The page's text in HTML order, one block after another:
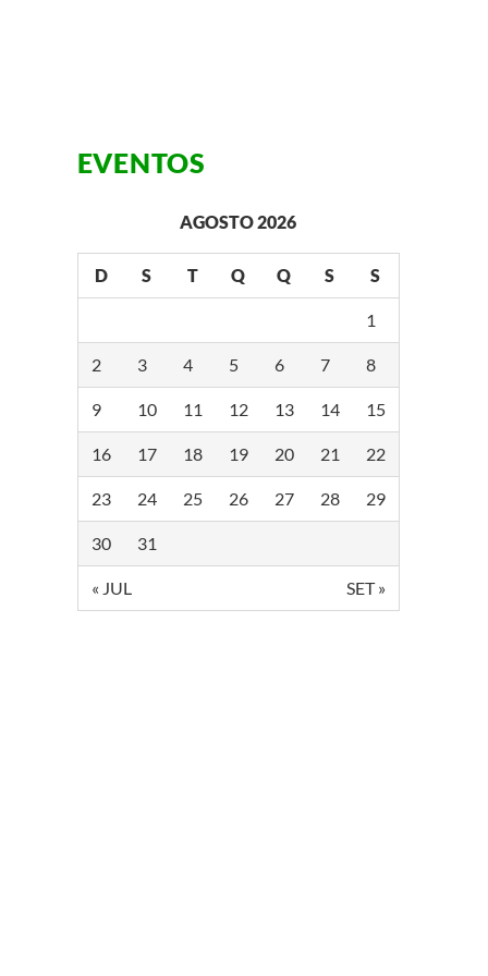
EVENTOS
AGOSTO 2026
D S T Q Q S S
1
2 3 4 5 6 7 8
9 10 11 12 13 14 15
16 17 18 19 20 21 22
23 24 25 26 27 28 29
30 31
« JUL SET »